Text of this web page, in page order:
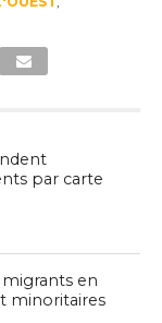
par carte
migrants en
minoritaires